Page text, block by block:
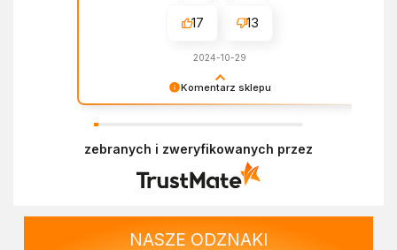
Komentarz sklepu
doświadczeniem. Z pozdrowieniami, Zespół
17 13
2024-10-29
zebranych i zweryfikowanych przez
NASZE ODZNAKI